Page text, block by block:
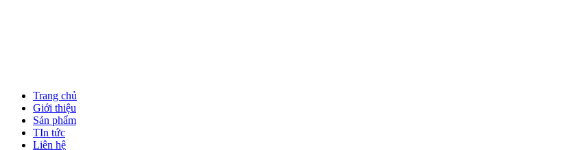
Trang chủ
Giới thiệu
Sản phẩm
TIn tức
Liên hệ